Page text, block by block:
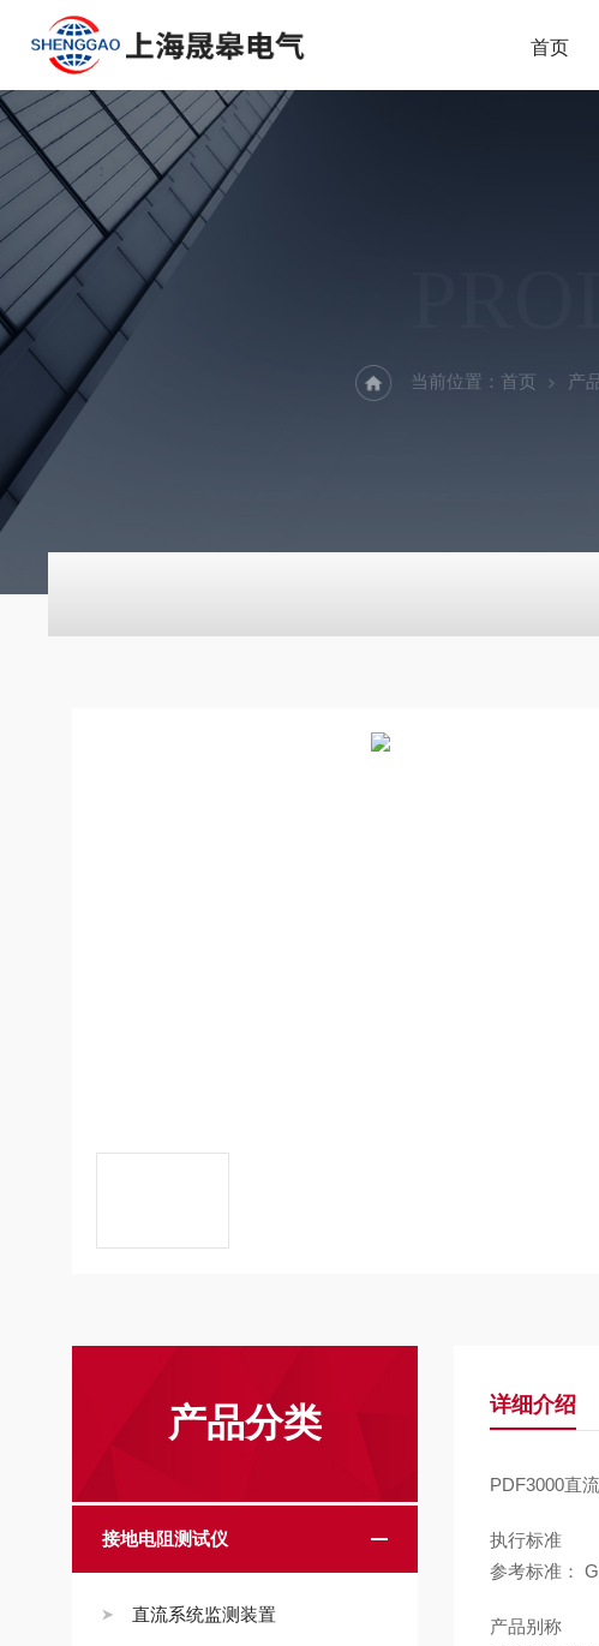
首页
当前位置： 首页 产
产品分类
接地电阻测试仪
直流系统监测装置
详细介绍
PDF3000直
执行标准
参考标准：
产品别称